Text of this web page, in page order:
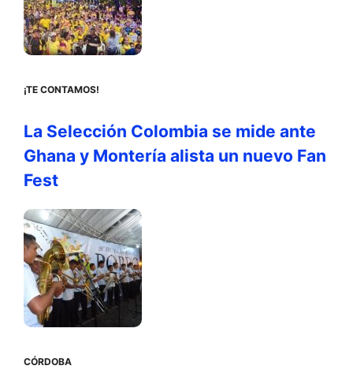
¡TE CONTAMOS!
La Selección Colombia se mide ante
Ghana y Montería alista un nuevo Fan
Fest
CÓRDOBA